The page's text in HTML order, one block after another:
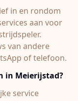
in en rondom
aan voor
van andere
of telefoon.
in Meierijstad?
service